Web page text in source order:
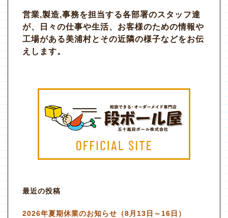
営業,製造,事務を担当する各部署のスタッフ達
が、日々の仕事や生活、お客様のための情報や
工場がある美浦村とその近隣の様子などをお伝
えします。
最近の投稿
2026年夏期休業のお知らせ（8月13日～16日）